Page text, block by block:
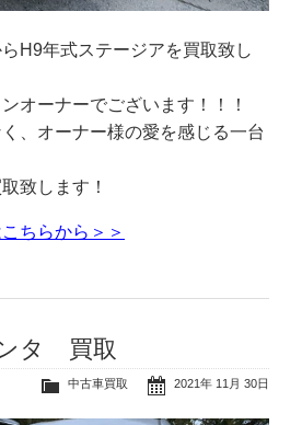
H9年式ステージアを買取致し
オーナーでございます！！！
、オーナー様の愛を感じる一台
致します！
ちらから＞＞
タ 買取
2021年 11月 30日
中古車買取